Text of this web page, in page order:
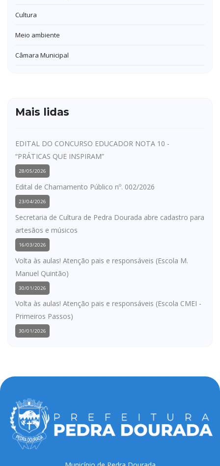
Cultura
Meio ambiente
Câmara Municipal
Mais lidas
EDITAL DO CONCURSO EDUCADOR NOTA 10 -
“PRÁTICAS QUE INSPIRAM”
28/05/2026
Edital de Chamamento Público nº. 002/2026
23/04/2026
Secretaria de Cultura de Pedra Dourada abre cadastro para
artesãos e músicos
16/03/2026
Volta às aulas! Atenção pais e responsáveis (Escola M.
Manuel Quintão)
30/01/2026
Volta às aulas! Atenção pais e responsáveis (Escola CMEI -
Primeiros Passos)
30/01/2026